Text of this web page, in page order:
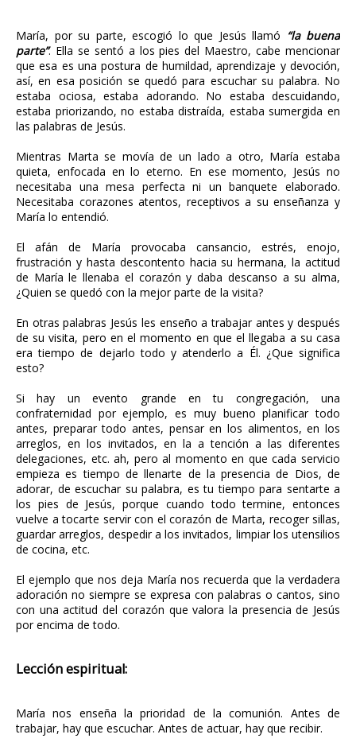
María, por su parte, escogió lo que Jesús llamó “la buena
parte”. Ella se sentó a los pies del Maestro, cabe mencionar
que esa es una postura de humildad, aprendizaje y devoción,
así, en esa posición se quedó para escuchar su palabra. No
estaba ociosa, estaba adorando. No estaba descuidando,
estaba priorizando, no estaba distraída, estaba sumergida en
las palabras de Jesús.
Mientras Marta se movía de un lado a otro, María estaba
quieta, enfocada en lo eterno. En ese momento, Jesús no
necesitaba una mesa perfecta ni un banquete elaborado.
Necesitaba corazones atentos, receptivos a su enseñanza y
María lo entendió.
El afán de María provocaba cansancio, estrés, enojo,
frustración y hasta descontento hacia su hermana, la actitud
de María le llenaba el corazón y daba descanso a su alma,
¿Quien se quedó con la mejor parte de la visita?
En otras palabras Jesús les enseño a trabajar antes y después
de su visita, pero en el momento en que el llegaba a su casa
era tiempo de dejarlo todo y atenderlo a Él. ¿Que significa
esto?
Si hay un evento grande en tu congregación, una
confraternidad por ejemplo, es muy bueno planificar todo
antes, preparar todo antes, pensar en los alimentos, en los
arreglos, en los invitados, en la a tención a las diferentes
delegaciones, etc. ah, pero al momento en que cada servicio
empieza es tiempo de llenarte de la presencia de Dios, de
adorar, de escuchar su palabra, es tu tiempo para sentarte a
los pies de Jesús, porque cuando todo termine, entonces
vuelve a tocarte servir con el corazón de Marta, recoger sillas,
guardar arreglos, despedir a los invitados, limpiar los utensilios
de cocina, etc.
El ejemplo que nos deja María nos recuerda que la verdadera
adoración no siempre se expresa con palabras o cantos, sino
con una actitud del corazón que valora la presencia de Jesús
por encima de todo.
Lección espiritual:
María nos enseña la prioridad de la comunión. Antes de
trabajar, hay que escuchar. Antes de actuar, hay que recibir.